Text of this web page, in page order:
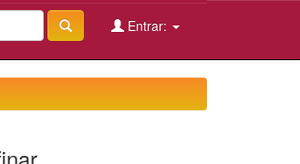
Entrar: